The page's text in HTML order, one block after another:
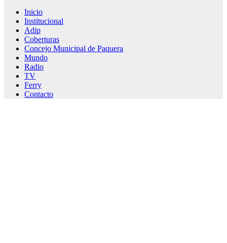
Inicio
Institucional
Adip
Coberturas
Concejo Municipal de Paquera
Mundo
Radio
TV
Ferry
Contacto